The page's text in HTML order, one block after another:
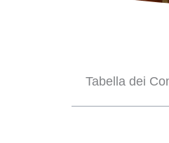
Tabella dei